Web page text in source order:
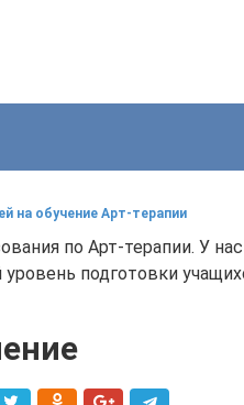
на обучение Арт-терапии
по Арт-терапии. У
подготовки